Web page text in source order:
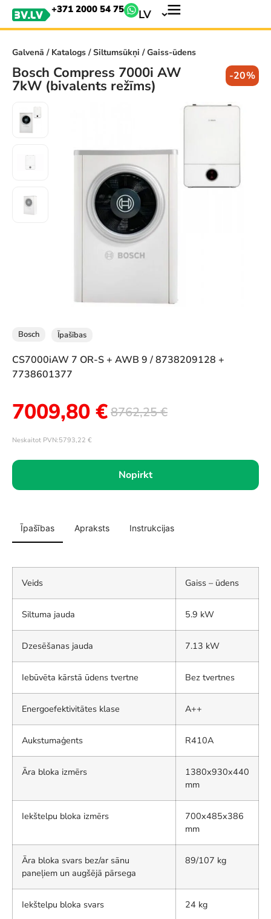
+371 2000 54 75 LV
Galvenā / Katalogs/Siltumsūkņi / Gaiss-ūdens
Bosch Compress 7000i AW
7kW (bivalents režīms)
-20%
Bosch Īpašības
CS7000iAW 7 OR-S + AWB 9 / 8738209128 +
7738601377
8762,25€
7009,80€
Neskaitot PVN:5793,22 €
Nopirkt
Īpašības Apraksts Instrukcijas
Veids Gaiss – ūdens
Siltuma jauda 5.9 kW
Dzesēšanas jauda 7.13 kW
Iebūvēta kārstā ūdens tvertne Bez tvertnes
Energoefektivitātes klase A++
Aukstumaģents R410A
Āra bloka izmērs
1380x930x440
mm
Iekštelpu bloka izmērs
700x485x386
mm
Āra bloka svars bez/ar sānu
paneļiem un augšējā pārsega
89/107 kg
Iekštelpu bloka svars 24 kg